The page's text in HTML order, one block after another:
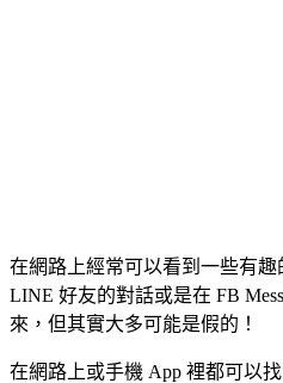
在網路上經常可以看到一些有
LINE 好友的對話或是在 FB
來，但其實大多可能是假的！
在網路上或手機 App 裡都可以